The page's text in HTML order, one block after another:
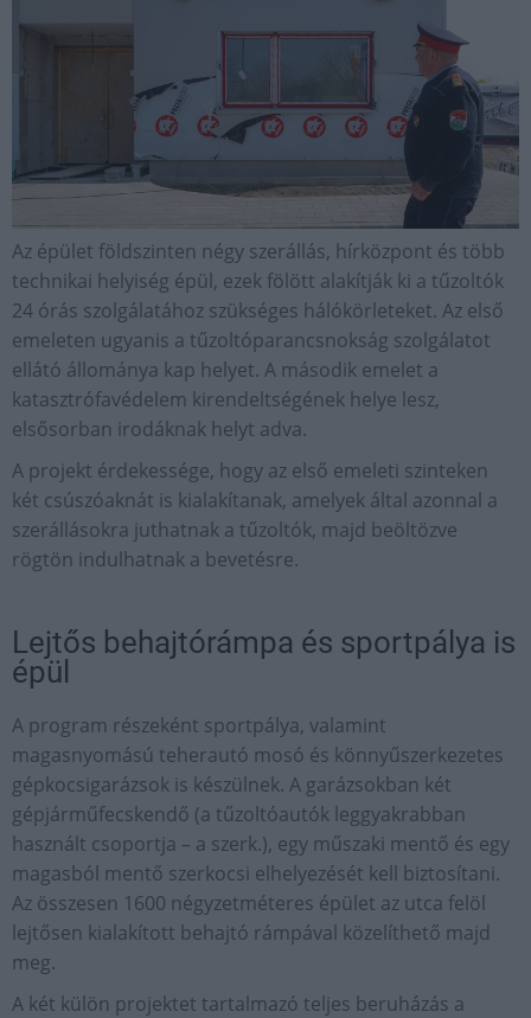
Az épület földszinten négy szerállás, hírközpont és több
technikai helyiség épül, ezek fölött alakítják ki a tűzoltók
24 órás szolgálatához szükséges hálókörleteket. Az első
emeleten ugyanis a tűzoltóparancsnokság szolgálatot
ellátó állománya kap helyet. A második emelet a
katasztrófavédelem kirendeltségének helye lesz,
elsősorban irodáknak helyt adva.
A projekt érdekessége, hogy az első emeleti szinteken
két csúszóaknát is kialakítanak, amelyek által azonnal a
szerállásokra juthatnak a tűzoltók, majd beöltözve
rögtön indulhatnak a bevetésre.
Lejtős behajtórámpa és sportpálya is
épül
A program részeként sportpálya, valamint
magasnyomású teherautó mosó és könnyűszerkezetes
gépkocsigarázsok is készülnek. A garázsokban két
gépjárműfecskendő (a tűzoltóautók leggyakrabban
használt csoportja – a szerk.), egy műszaki mentő és egy
magasból mentő szerkocsi elhelyezését kell biztosítani.
Az összesen 1600 négyzetméteres épület az utca felöl
lejtősen kialakított behajtó rámpával közelíthető majd
meg.
A két külön projektet tartalmazó teljes beruházás a